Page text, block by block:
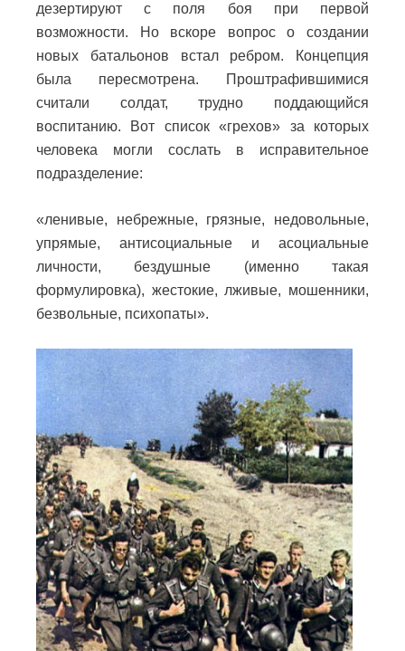
дезертируют с поля боя при первой
возможности. Но вскоре вопрос о создании
новых батальонов встал ребром. Концепция
была пересмотрена. Проштрафившимися
считали солдат, трудно поддающийся
воспитанию. Вот список «грехов» за которых
человека могли сослать в исправительное
подразделение:
«ленивые, небрежные, грязные, недовольные,
упрямые, антисоциальные и асоциальные
личности, бездушные (именно такая
формулировка), жестокие, лживые, мошенники,
безвольные, психопаты».